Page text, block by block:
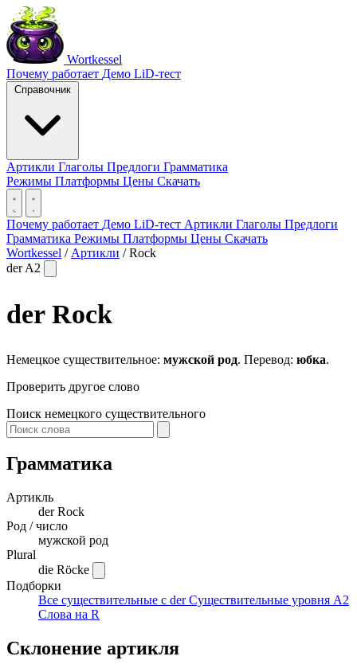
Wortkessel
Почему работает Демо LiD-тест
Справочник
Артикли Глаголы Предлоги Грамматика
Режимы Платформы Цены Скачать
Почему работает Демо LiD-тест Артикли Глаголы Предлоги
Грамматика Режимы Платформы Цены Скачать
Wortkessel / Артикли / Rock
derA2
derRock
Немецкое существительное: мужской род. Перевод: юбка.
Проверить другое слово
Поиск немецкого существительного
Грамматика
Артикль
derRock
Род / число
мужской род
Plural
die Röcke
Подборки
Все существительные с derСуществительные уровня A2
Слова на R
Склонение артикля